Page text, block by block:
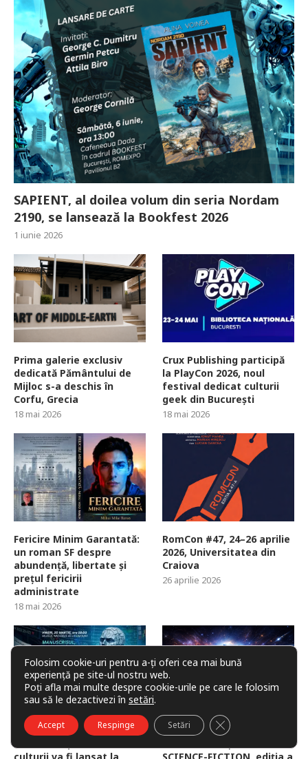
SAPIENT, al doilea volum din seria Nordam
2190, se lansează la Bookfest 2026
1 iunie 2026
Prima galerie exclusiv
dedicată Pământului de
Mijloc s-a deschis în
Corfu, Grecia
18 mai 2026
Crux Publishing participă
la PlayCon 2026, noul
festival dedicat culturii
geek din București
18 mai 2026
Fericire Minim Garantată:
un roman SF despre
abundență, libertate și
prețul fericirii
administrate
18 mai 2026
RomCon #47, 24–26 aprilie
2026, Universitatea din
Craiova
26 aprilie 2026
Un roman despre IA, piețe
financiare și viitorul
NOMINALIZĂRI LA
Folosim cookie-uri pentru a-ți oferi cea mai bună
experiență pe site-ul nostru web.
Poți afla mai multe despre cookie-urile pe care le folosim
sau să le dezactivezi în setări.
Accept Respinge Setări CLOSE GDPR